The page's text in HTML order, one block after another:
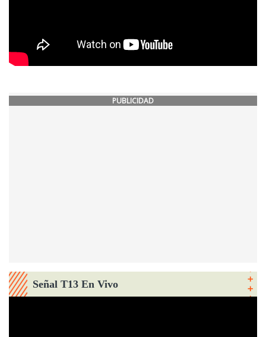
PUBLICIDAD
Señal T13 En Vivo